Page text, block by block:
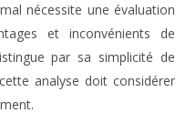
nécessite une évaluation
et inconvénients de
par sa simplicité de
analyse doit considérer